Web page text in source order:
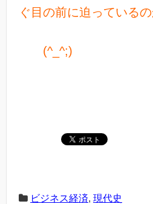
ぐ目の前に迫っている
(^_^;)
ビジネス経済, 現代史